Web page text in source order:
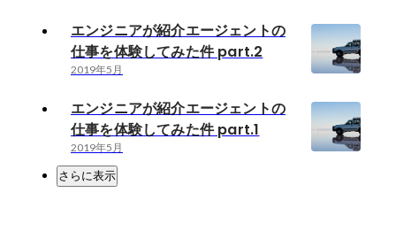
エンジニアが紹介エージェントの
仕事を体験してみた件 part.2
2019年5月
エンジニアが紹介エージェントの
仕事を体験してみた件 part.1
2019年5月
さらに表示